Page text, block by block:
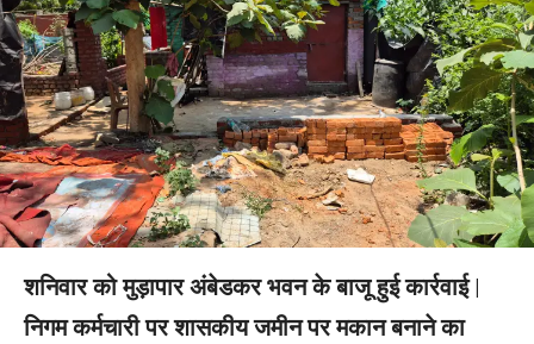
शनिवार को मुड़ापार अंबेडकर भवन के बाजू हुई कार्रवाई |
निगम कर्मचारी पर शासकीय जमीन पर मकान बनाने का